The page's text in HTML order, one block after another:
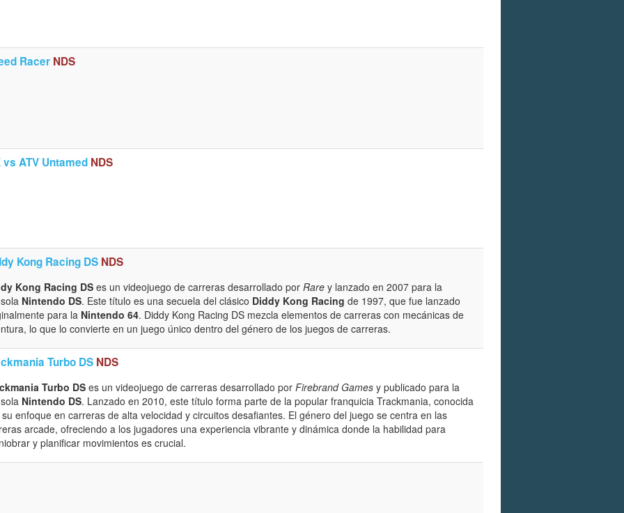
Racer NDS
vs ATV Untamed NDS
Kong Racing DS NDS
Kong Racing DS es un videojuego de carreras desarrollado por Rare y lanzado en 2007 para la
Nintendo DS. Este título es una secuela del clásico Diddy Kong Racing de 1997, que fue lanzado
para la Nintendo 64. Diddy Kong Racing DS mezcla elementos de carreras con mecánicas de
lo que lo convierte en un juego único dentro del género de los juegos de carreras.
Turbo DS NDS
Turbo DS es un videojuego de carreras desarrollado por Firebrand Games y publicado para la
Nintendo DS. Lanzado en 2010, este título forma parte de la popular franquicia Trackmania, conocida
enfoque en carreras de alta velocidad y circuitos desafiantes. El género del juego se centra en las
arcade, ofreciendo a los jugadores una experiencia vibrante y dinámica donde la habilidad para
y planificar movimientos es crucial.